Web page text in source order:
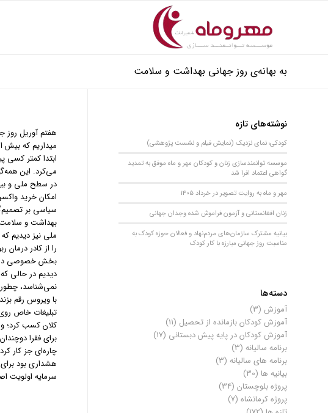
به بهانه‌ی روز جهانی بهداشت و سلامت
هفتم آوریل روز
میداریم که بیش
ابتدا کمتر کسی
می‌کرد. این
در سطح ملی و
امکان خرید
سیاسی بر
بهداشت و
ملی نیز دیدیم
را از کادر
بخش خصوصی
دیدیم در حالی
نمی‌شناسد، چطور
با ویروس رقم
تبلیغات خاص
کلان کسب کرد؛
برای فقرا
چاره‌ای جز کار
هشداری بود
سرمایه اولویت
نوشته‌های تازه
کودکی؛ نمای نزدیک (نمایش فیلم و نشست پژوهشی)
موسسه توانمندسازی زنان و کودکان مهر و ماه موفق به تمدید
گواهی اعتماد افرا شد
مهر و ماه به روایت تصویر در خرداد 1405
زنان افغانستانی و آزمون فراموش شده وجدان جهانی
بیانیه مشترک سازمان‌های مردم‌نهاد و فعالان حوزه کودک به
مناسبت روز جهانی مبارزه با کار کودک
دسته‌ها
آموزش (3)
آموزش کودکان بازمانده از تحصیل (11)
آموزش کودکان در پایه پیش دبستانی (17)
برنامه سالیانه (3)
برنامه های سالیانه (3)
بیانیه ها (30)
پروژه بلوچستان (34)
پروژه کرمانشاه (7)